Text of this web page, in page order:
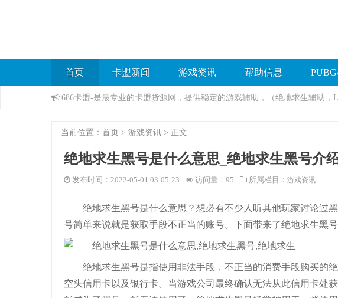
首页 卡盟新闻 游戏资讯 帮助信息
686卡盟-是最专业的卡盟货源网，提供稳定的游戏辅助，（绝地求生辅助
当前位置： 首页 > 游戏资讯 > 正文
绝地求生黑号是什么意思_绝地求生黑号介
发布时间：2022-05-01 03:05:23 访问量： 95 所属栏目： 游戏资讯
绝地求生黑号是什么意思？想必有不少人听其他玩家讨论过
号简单来说就是获取手段不正当的账号。下面带来了绝地求生黑
绝地求生黑号是指使用非法手段，不正当的消费手段购买的
空头信用卡以及银行卡。当游戏公司最终确认无法从此信用卡处